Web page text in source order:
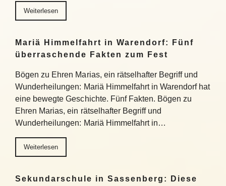
Weiterlesen
Mariä Himmelfahrt in Warendorf: Fünf
überraschende Fakten zum Fest
Bögen zu Ehren Marias, ein rätselhafter Begriff und
Wunderheilungen: Mariä Himmelfahrt in Warendorf hat
eine bewegte Geschichte. Fünf Fakten. Bögen zu
Ehren Marias, ein rätselhafter Begriff und
Wunderheilungen: Mariä Himmelfahrt in…
Weiterlesen
Sekundarschule in Sassenberg: Diese